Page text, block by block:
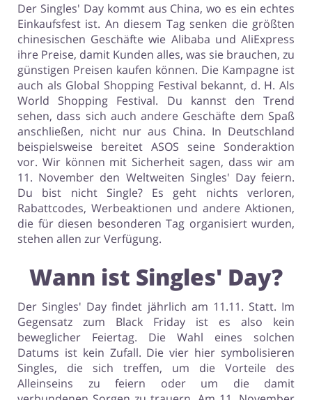
Elektronik Tierbedarf
Dienstleistungen, Finanzen &
Mobilfunknetze
Kinderartikel & Spielzeug
Bücher, Medien, Software &
Games
Erotik
Der Singles' Day kommt aus China, wo es ein echtes
Einkaufsfest ist. An diesem Tag senken die größten
chinesischen Geschäfte wie Alibaba und AliExpress
ihre Preise, damit Kunden alles, was sie brauchen, zu
günstigen Preisen kaufen können. Die Kampagne ist
auch als Global Shopping Festival bekannt, d. H. Als
World Shopping Festival. Du kannst den Trend
sehen, dass sich auch andere Geschäfte dem Spaß
anschließen, nicht nur aus China. In Deutschland
beispielsweise bereitet ASOS seine Sonderaktion
vor. Wir können mit Sicherheit sagen, dass wir am
11. November den Weltweiten Singles' Day feiern.
Du bist nicht Single? Es geht nichts verloren,
Rabattcodes, Werbeaktionen und andere Aktionen,
die für diesen besonderen Tag organisiert wurden,
stehen allen zur Verfügung.
Wann ist Singles' Day?
Der Singles' Day findet jährlich am 11.11. Statt. Im
Gegensatz zum Black Friday ist es also kein
beweglicher Feiertag. Die Wahl eines solchen
Datums ist kein Zufall. Die vier hier symbolisieren
Singles, die sich treffen, um die Vorteile des
Alleinseins zu feiern oder um die damit